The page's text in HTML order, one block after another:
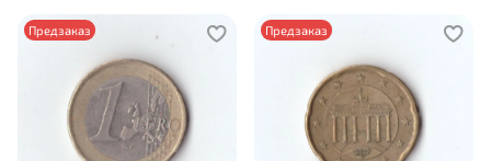
Предзаказ Предзаказ